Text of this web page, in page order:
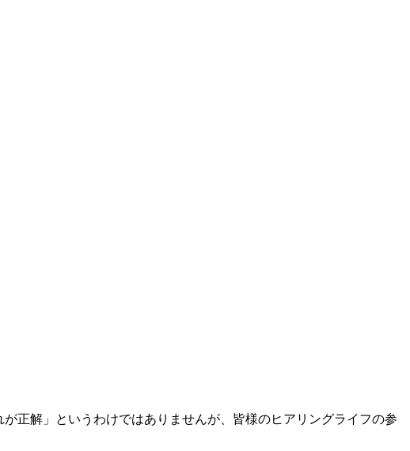
正解」というわけではありませんが、皆様のヒアリングライフの参